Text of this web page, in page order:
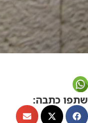
שתפו כתבה: